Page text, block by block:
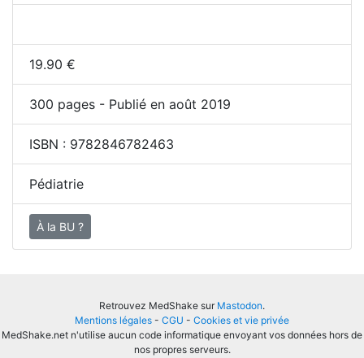
19.90 €
300 pages - Publié en août 2019
ISBN : 9782846782463
Pédiatrie
À la BU ?
Retrouvez MedShake sur Mastodon.
Mentions légales - CGU - Cookies et vie privée
MedShake.net n'utilise aucun code informatique envoyant vos données hors de
nos propres serveurs.